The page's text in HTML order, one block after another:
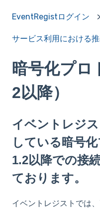
EventRegistログイン
サービス利用における
暗号化プロ
2以降）
イベントレジ
している暗号
1.2以降での接
ております。
イベントレジストでは